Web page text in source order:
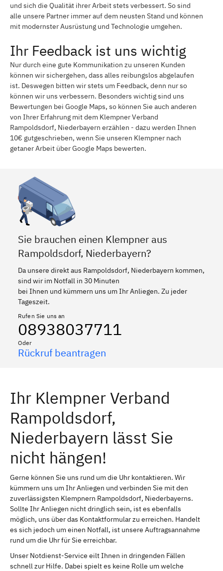
und sich die Qualität ihrer Arbeit stets verbessert. So sind
alle unsere Partner immer auf dem neusten Stand und können
mit modernster Ausrüstung und Technologie umgehen.
Ihr Feedback ist uns wichtig
Nur durch eine gute Kommunikation zu unseren Kunden
können wir sichergehen, dass alles reibungslos abgelaufen
ist. Deswegen bitten wir stets um Feedback, denn nur so
können wir uns verbessern. Besonders wichtig sind uns
Bewertungen bei Google Maps, so können Sie auch anderen
von Ihrer Erfahrung mit dem Klempner Verband
Rampoldsdorf, Niederbayern erzählen - dazu werden Ihnen
10€ gutgeschrieben, wenn Sie unseren Klempner nach
getaner Arbeit über Google Maps bewerten.
Sie brauchen einen Klempner aus
Rampoldsdorf, Niederbayern?
Da unsere direkt aus Rampoldsdorf, Niederbayern kommen,
sind wir im Notfall in 30 Minuten
bei Ihnen und kümmern uns um Ihr Anliegen. Zu jeder
Tageszeit.
Rufen Sie uns an
08938037711
Oder
Rückruf beantragen
Ihr Klempner Verband
Rampoldsdorf,
Niederbayern lässt Sie
nicht hängen!
Gerne können Sie uns rund um die Uhr kontaktieren. Wir
kümmern uns um Ihr Anliegen und verbinden Sie mit den
zuverlässigsten Klempnern Rampoldsdorf, Niederbayerns.
Sollte Ihr Anliegen nicht dringlich sein, ist es ebenfalls
möglich, uns über das Kontaktformular zu erreichen. Handelt
es sich jedoch um einen Notfall, ist unsere Auftragsannahme
rund um die Uhr für Sie erreichbar.
Unser Notdienst-Service eilt Ihnen in dringenden Fällen
schnell zur Hilfe. Dabei spielt es keine Rolle um welche